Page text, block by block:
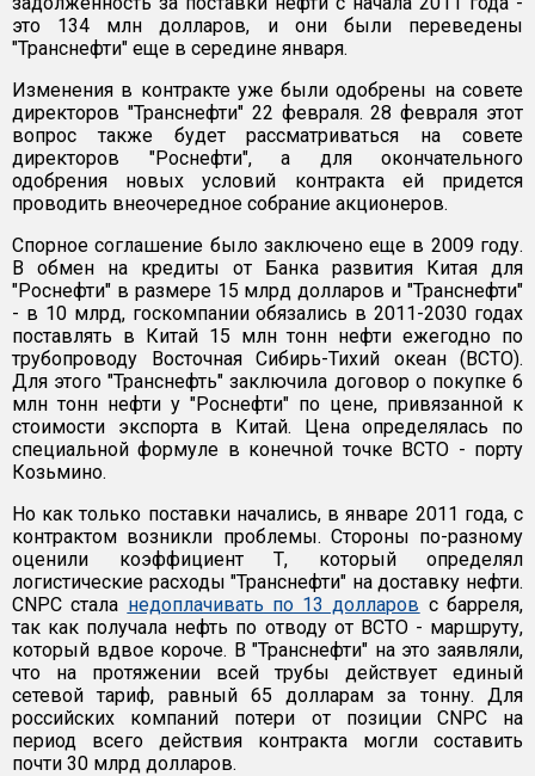
это 134 млн долларов, и они были переведены
"Транснефти" еще в середине января.
Изменения в контракте уже были одобрены на совете
директоров "Транснефти" 22 февраля. 28 февраля этот
вопрос также будет рассматриваться на совете
директоров "Роснефти", а для окончательного
одобрения новых условий контракта ей придется
проводить внеочередное собрание акционеров.
Спорное соглашение было заключено еще в 2009 году.
В обмен на кредиты от Банка развития Китая для
"Роснефти" в размере 15 млрд долларов и "Транснефти"
- в 10 млрд, госкомпании обязались в 2011-2030 годах
поставлять в Китай 15 млн тонн нефти ежегодно по
трубопроводу Восточная Сибирь-Тихий океан (ВСТО).
Для этого "Транснефть" заключила договор о покупке 6
млн тонн нефти у "Роснефти" по цене, привязанной к
стоимости экспорта в Китай. Цена определялась по
специальной формуле в конечной точке ВСТО - порту
Козьмино.
Но как только поставки начались, в январе 2011 года, с
контрактом возникли проблемы. Стороны по-разному
оценили коэффициент Т, который определял
логистические расходы "Транснефти" на доставку нефти.
CNPC стала недоплачивать по 13 долларов с барреля,
так как получала нефть по отводу от ВСТО - маршруту,
который вдвое короче. В "Транснефти" на это заявляли,
что на протяжении всей трубы действует единый
сетевой тариф, равный 65 долларам за тонну. Для
российских компаний потери от позиции CNPC на
период всего действия контракта могли составить
почти 30 млрд долларов.